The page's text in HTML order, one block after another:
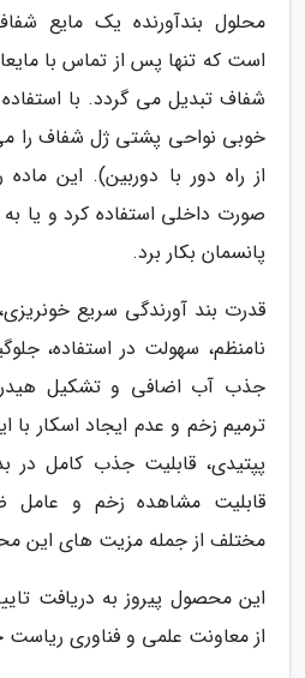
محلول بندآورنده یک مایع
است که تنها پس از تماس با
شفاف تبدیل می گردد. با
خوبی نواحی پشتی ژل شفاف را می
از راه دور با دوربین). این
صورت داخلی استفاده کرد و یا
پانسمان بکار برد.
قدرت بند آورندگی سریع
نامنظم، سهولت در استفاده،
جذب آب اضافی و تشکیل
ترمیم زخم و عدم ایجاد اسکار با
پپتیدی، قابلیت جذب کامل در
قابلیت مشاهده زخم و عامل
مختلف از جمله مزیت های این
این محصول پیروز به دریافت
از معاونت علمی و فناوری